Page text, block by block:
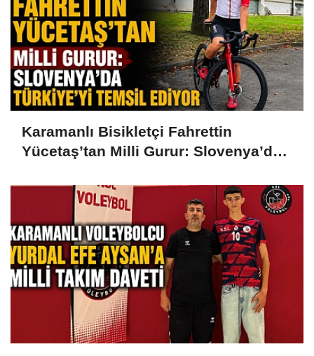
Karamanlı Bisikletçi Fahrettin
Yücetaş’tan Milli Gurur: Slovenya’da